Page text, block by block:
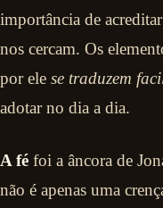
importância de
nos cercam. Os
por ele se traduzem
adotar no dia a dia.
A fé foi a âncora de
não é apenas uma